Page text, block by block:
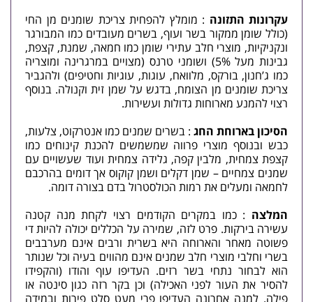
עקרונות התזונה : מומלץ להפחית צריכת שומנים מן החי
(כולל שומן ממקור בשר ועוף, בשרים מעובדים כמו המבורגר
ונקניקיות, מוצרי חלב עתירי שומן כמו חמאה, שמנת, קצפת,
גבינות מעל 5%) ושומני טרנס (מצויים במרגרינה ומוצריה
כמו ג’חנון, בורקס, מלוואח, עוגות, עוגיות וחטיפים) ולהגביר
צריכת שומנים מן הצומח, בדגש על שמן זית וקנולה. בנוסף
רצוי להמנע מארוחות גדולות ועשירות.
הסיכון בארוחת החג : בשרים שמנים כמו אנטרקוט, צלעות,
כבש ובנוסף מוצרי פרווה שמשמשים להכנת קינוחים כמו
קצפת צמחית, מלבין קפה, גלידה צמחית ועוד שעשויים עם
שמנים צמחיים – שמן דקלים ושמן קוקוס אך דומים בהרכבם
לחמאה ומעלים את רמות הכולסטרול בדם בצורה דומה.
המלצה : כמו במקרים הקודמים רצוי לקחת מנה קטנה
עשירה בירקות. פרט לזה, שמירה על הכללים יכולה להיות די
פשוטה מאחר והארוחה היא בשרית ורבים אינם מערבבים
בשרי וחלבי מוצרי חלב שמנים אינם מהווים בעיה וכל שנותר
הוא לבחור נתחי בשר רזים. העדיפו עוף והודו (והקפידו
להסיר את העור לפני האכילה) וכן בקר רזה כגון סינטה או
פילה. למנה אחרונה העדיפו פרי מעט סלט פירות ובמידה